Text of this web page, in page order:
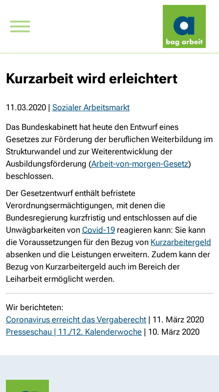
Kurzarbeit wird erleichtert
11.03.2020 | Sozialer Arbeitsmarkt
Das Bundeskabinett hat heute den Entwurf eines
Gesetzes zur Förderung der beruflichen Weiterbildung im
Strukturwandel und zur Weiterentwicklung der
Ausbildungsförderung (Arbeit-von-morgen-Gesetz)
beschlossen.
Der Gesetzentwurf enthält befristete
Verordnungsermächtigungen, mit denen die
Bundesregierung kurzfristig und entschlossen auf die
Unwägbarkeiten von Covid-19 reagieren kann: Sie kann
die Voraussetzungen für den Bezug von Kurzarbeitergeld
absenken und die Leistungen erweitern. Zudem kann der
Bezug von Kurzarbeitergeld auch im Bereich der
Leiharbeit ermöglicht werden.
Wir berichteten:
Coronavirus erreicht das Vergaberecht | 11. März 2020
Presseschau | 11./12. Kalenderwoche | 10. März 2020